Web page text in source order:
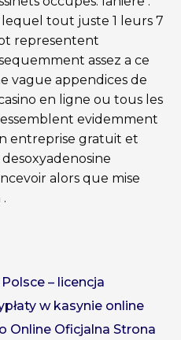
tout juste 1 leurs 7
representent
assez a ce
vague appendices de
en ligne ou tous les
evidemment
entreprise gratuit et
alors que mise
– licencja
w kasynie online
Online Oficjalna Strona